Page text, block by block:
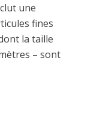
une
fines
la taille
– sont